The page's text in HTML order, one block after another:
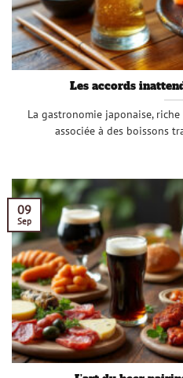
Les accords
La gastronomie japonaise,
associée à des boissons
09
Sep